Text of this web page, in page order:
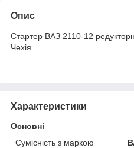
Опис
Стартер ВАЗ 2110-12
Чехія
Характеристики
Основні
Сумісність з маркою